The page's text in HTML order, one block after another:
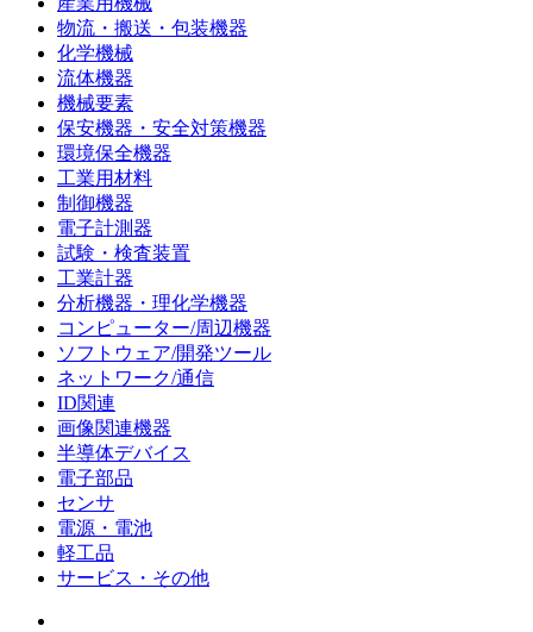
物流・搬送・包装機器
化学機械
流体機器
機械要素
保安機器・安全対策機器
環境保全機器
工業用材料
制御機器
電子計測器
試験・検査装置
工業計器
分析機器・理化学機器
コンピューター/周辺機器
ソフトウェア/開発ツール
ネットワーク/通信
ID関連
画像関連機器
半導体デバイス
電子部品
センサ
電源・電池
軽工品
サービス・その他